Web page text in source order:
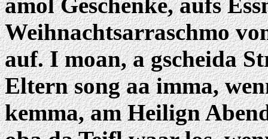
Weihnachtsarraschmo
auf. I moan, a gscheida
Eltern song aa imma,
kemma, am Heilign